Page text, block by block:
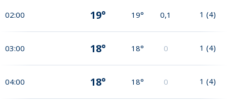
02:00 19° 19° 0,1 1 (4)
03:00 18° 18° 0 1 (4)
04:00 18° 18° 0 1 (4)